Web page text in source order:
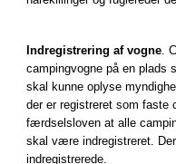
Indregistrering af vogne.
campingvogne på en plads
skal kunne oplyse
der er registreret som
færdselsloven at alle
skal være indregistreret.
indregistrerede.